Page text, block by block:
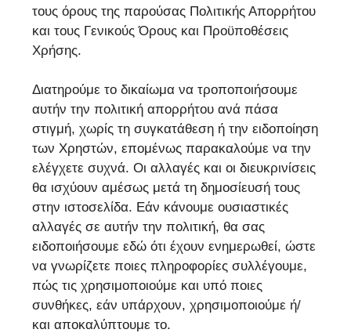
τους όρους της παρούσας Πολιτικής Απορρήτου
και τους Γενικούς Όρους και Προϋποθέσεις
Χρήσης.
Διατηρούμε το δικαίωμα να τροποποιήσουμε
αυτήν την πολιτική απορρήτου ανά πάσα
στιγμή, χωρίς τη συγκατάθεση ή την ειδοποίηση
των Χρηστών, επομένως παρακαλούμε να την
ελέγχετε συχνά. Οι αλλαγές και οι διευκρινίσεις
θα ισχύουν αμέσως μετά τη δημοσίευσή τους
στην ιστοσελίδα. Εάν κάνουμε ουσιαστικές
αλλαγές σε αυτήν την πολιτική, θα σας
ειδοποιήσουμε εδώ ότι έχουν ενημερωθεί, ώστε
να γνωρίζετε ποιες πληροφορίες συλλέγουμε,
πώς τις χρησιμοποιούμε και υπό ποιες
συνθήκες, εάν υπάρχουν, χρησιμοποιούμε ή/
και αποκαλύπτουμε το.